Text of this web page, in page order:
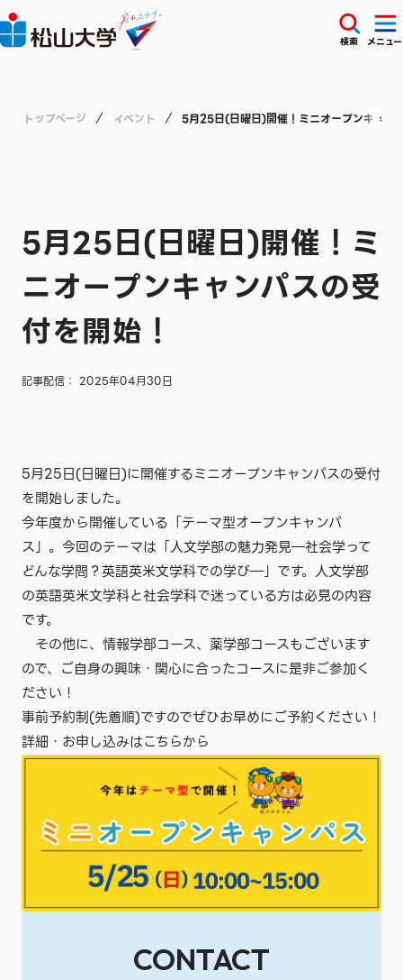
検索 メニュー
トップページ イベント 5月25日(日曜日)開催！ミニオープンキャン
5月25日(日曜日)開催！ミ
ニオープンキャンパスの受
付を開始！
記事配信： 2025年04月30日
5月25日(日曜日)に開催するミニオープンキャンパスの受付
を開始しました。
今年度から開催している「テーマ型オープンキャンパ
ス」。今回のテーマは「人文学部の魅力発見―社会学って
どんな学問？英語英米文学科での学び―」です。人文学部
の英語英米文学科と社会学科で迷っている方は必見の内容
です。
その他に、情報学部コース、薬学部コースもございます
ので、ご自身の興味・関心に合ったコースに是非ご参加く
ださい！
事前予約制(先着順)ですのでぜひお早めにご予約ください！
詳細・お申し込みはこちらから
CONTACT